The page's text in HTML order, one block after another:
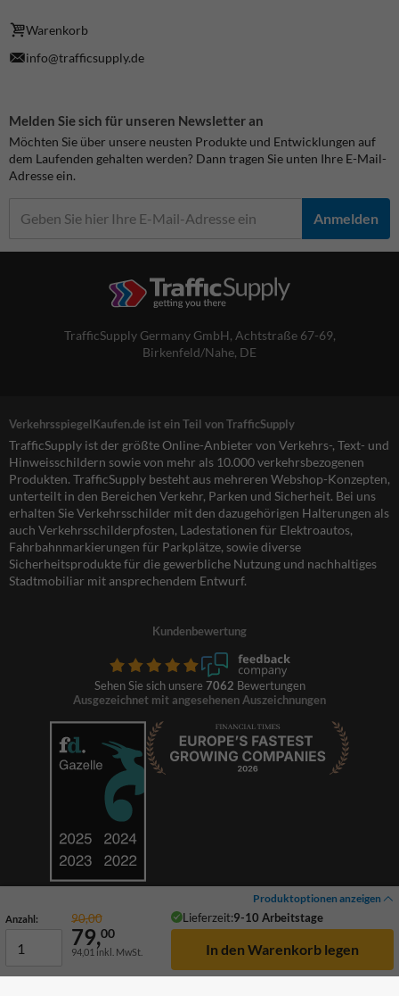
Produktoptionen anzeigen
Anzahl: 90,00 Lieferzeit:9-10 Arbeitstage
79,00
94,01 inkl. MwSt.
Warenkorb
info@trafficsupply.de
Melden Sie sich für unseren Newsletter an
Möchten Sie über unsere neusten Produkte und Entwicklungen auf
dem Laufenden gehalten werden? Dann tragen Sie unten Ihre E-Mail-
Adresse ein.
Anmelden
TrafficSupply Germany GmbH, Achtstraße 67-69,
Birkenfeld/Nahe, DE
VerkehrsspiegelKaufen.de ist ein Teil von TrafficSupply
TrafficSupply ist der größte Online-Anbieter von Verkehrs-, Text- und
Hinweisschildern sowie von mehr als 10.000 verkehrsbezogenen
Produkten. TrafficSupply besteht aus mehreren Webshop-Konzepten,
unterteilt in den Bereichen Verkehr, Parken und Sicherheit. Bei uns
erhalten Sie Verkehrsschilder mit den dazugehörigen Halterungen als
auch Verkehrsschilderpfosten, Ladestationen für Elektroautos,
Fahrbahnmarkierungen für Parkplätze, sowie diverse
Sicherheitsprodukte für die gewerbliche Nutzung und nachhaltiges
Stadtmobiliar mit ansprechendem Entwurf.
Kundenbewertung
Sehen Sie sich unsere 7062 Bewertungen
Ausgezeichnet mit angesehenen Auszeichnungen
© 2026 TrafficSupply. Alle Rechte vorbehalten.